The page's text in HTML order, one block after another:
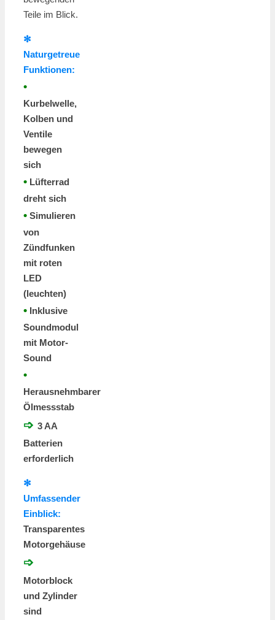
Teile im Blick.
✻
Naturgetreue
Funktionen:
•
Kurbelwelle,
Kolben und
Ventile
bewegen
sich
• Lüfterrad
dreht sich
• Simulieren
von
Zündfunken
mit roten
LED
(leuchten)
• Inklusive
Soundmodul
mit Motor-
Sound
•
Herausnehmbarer
Ölmessstab
➩ 3 AA
Batterien
erforderlich
✻
Umfassender
Einblick:
Transparentes
Motorgehäuse
➩
Motorblock
und Zylinder
sind